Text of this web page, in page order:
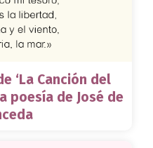
‘La Canción del
poesía de José de